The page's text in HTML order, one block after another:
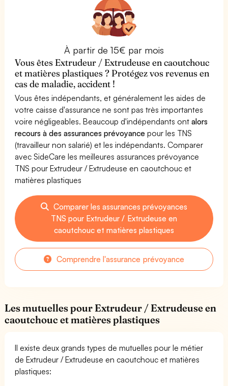
À partir de 15€ par mois
Vous êtes Extrudeur / Extrudeuse en caoutchouc
et matières plastiques ? Protégez vos revenus en
cas de maladie, accident !
Vous êtes indépendants, et généralement les aides de
votre caisse d'assurance ne sont pas très importantes
voire négligeables. Beaucoup d'indépendants ontalors
recours à des assurances prévoyance pour les TNS
(travailleur non salarié) et les indépendants. Comparer
avec SideCare les meilleures assurances prévoyance
TNS pour Extrudeur / Extrudeuse en caoutchouc et
matières plastiques
Comparer les assurances prévoyances
TNS pour Extrudeur / Extrudeuse en
caoutchouc et matières plastiques
Comprendre l'assurance prévoyance
Les mutuelles pour Extrudeur / Extrudeuse en
caoutchouc et matières plastiques
Il existe deux grands types de mutuelles pour le métier
de Extrudeur / Extrudeuse en caoutchouc et matières
plastiques: